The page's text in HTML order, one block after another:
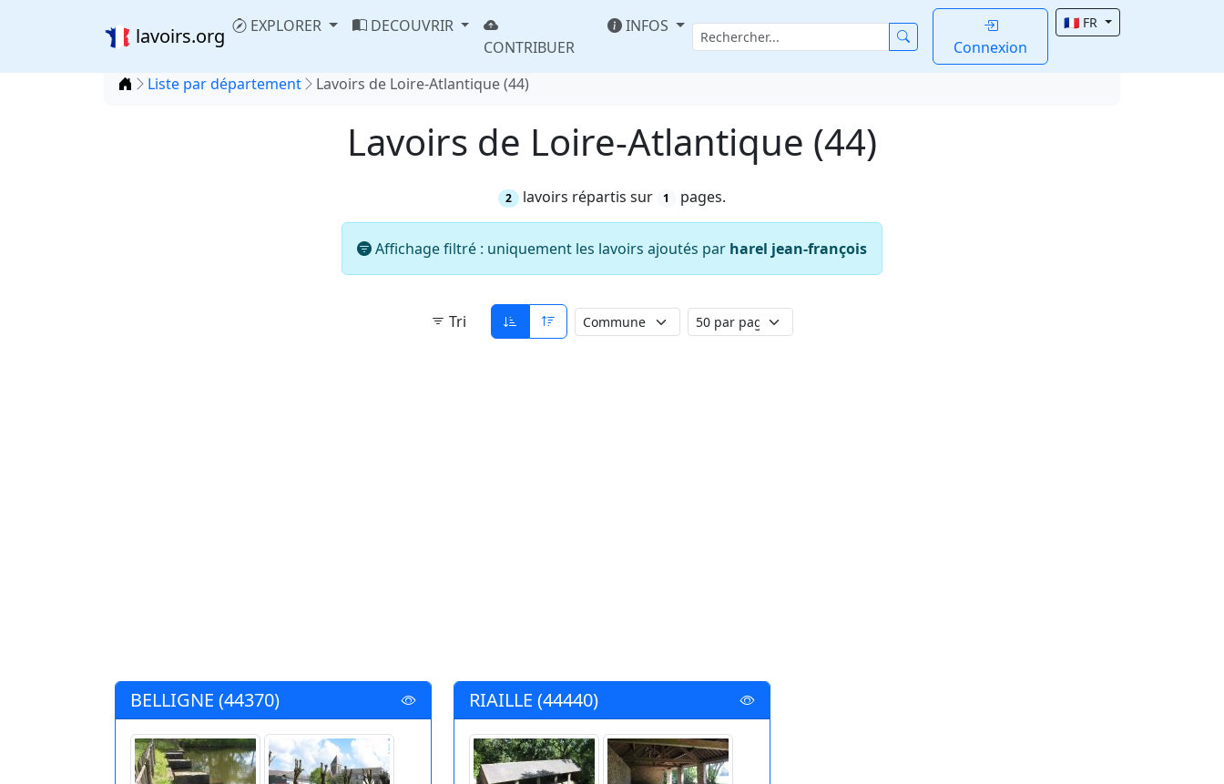
lavoirs.org EXPLORER
DECOUVRIR
CONTRIBUER
INFOS
Connexion
🇫🇷 FR
Accueil
Liste par département Lavoirs de Loire-Atlantique (44)
Lavoirs de Loire-Atlantique (44)
2 lavoirs répartis sur 1 pages.
Affichage filtré : uniquement les lavoirs ajoutés par harel jean-françois
Tri
BELLIGNE (44370) RIAILLE (44440)